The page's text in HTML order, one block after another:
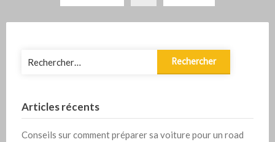
publications
Articles récents
Conseils sur comment préparer sa voiture pour un road